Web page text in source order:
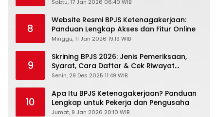
Sabtu, 17 Jan 2026 06:40 WIB
8
Website Resmi BPJS Ketenagakerjaan:
Panduan Lengkap Akses dan Fitur Online
Minggu, 11 Jan 2026 19:19 WIB
9
Skrining BPJS 2026: Jenis Pemeriksaan,
Syarat, Cara Daftar & Cek Riwayat
Kesehatan Gratis
Senin, 29 Des 2025 11:49 WIB
10
Apa Itu BPJS Ketenagakerjaan? Panduan
Lengkap untuk Pekerja dan Pengusaha
Jumat, 9 Jan 2026 20:10 WIB